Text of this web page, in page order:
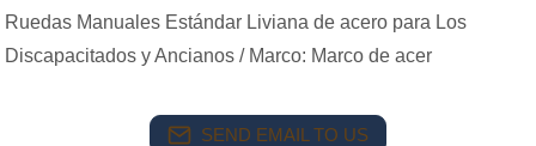
Ruedas Manuales Estándar Liviana de acero para Los
Discapacitados y Ancianos / Marco: Marco de acer
SEND EMAIL TO US